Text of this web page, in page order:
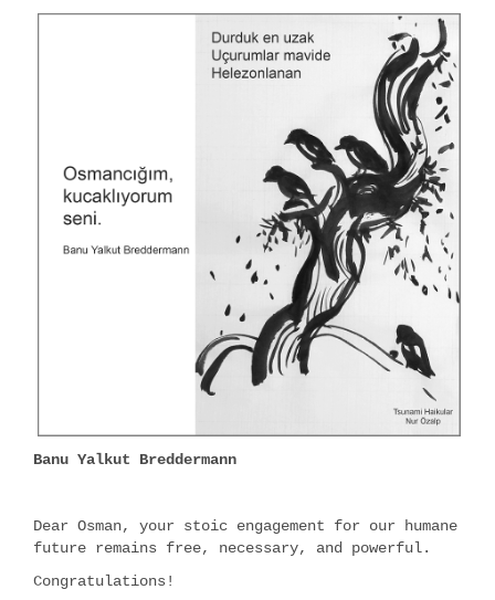
Banu Yalkut Breddermann
Dear Osman, your stoic engagement for our humane
future remains free, necessary, and powerful.
Congratulations!